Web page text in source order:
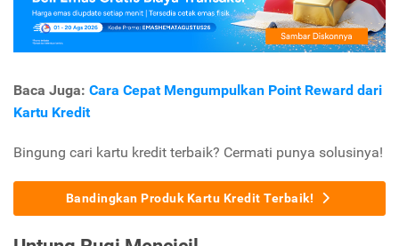
Baca Juga: Cara Cepat Mengumpulkan Point Reward dari
Kartu Kredit
Bingung cari kartu kredit terbaik? Cermati punya solusinya!
Bandingkan Produk Kartu Kredit Terbaik!